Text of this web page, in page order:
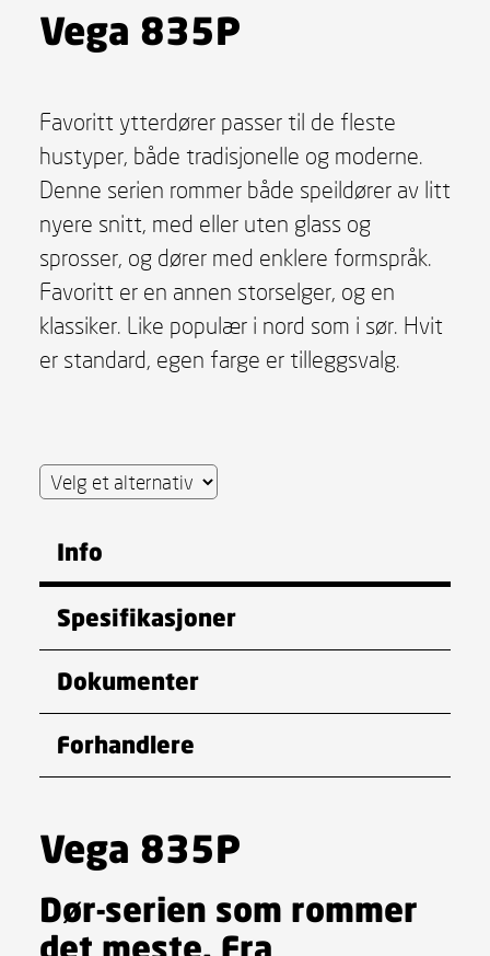
Vega 835P
Favoritt ytterdører passer til de fleste
hustyper, både tradisjonelle og moderne.
Denne serien rommer både speildører av litt
nyere snitt, med eller uten glass og
sprosser, og dører med enklere formspråk.
Favoritt er en annen storselger, og en
klassiker. Like populær i nord som i sør. Hvit
er standard, egen farge er tilleggsvalg.
Info
Spesifikasjoner
Dokumenter
Forhandlere
Vega 835P
Dør-serien som rommer
det meste. Fra